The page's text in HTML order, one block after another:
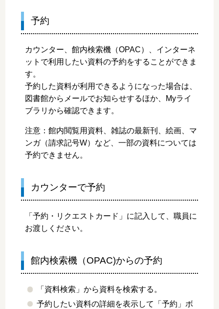
予約
カウンター、館内検索機（OPAC）、インターネ
ットで利用したい資料の予約をすることができま
す。
予約した資料が利用できるようになった場合は、
図書館からメールでお知らせするほか、Myライ
ブラリから確認できます。
注意：館内閲覧用資料、雑誌の最新刊、絵画、マ
ンガ（請求記号W）など、一部の資料については
予約できません。
カウンターで予約
「予約・リクエストカード」に記入して、職員に
お渡しください。
館内検索機（OPAC)からの予約
「資料検索」から資料を検索する。
予約したい資料の詳細を表示して「予約」ボ